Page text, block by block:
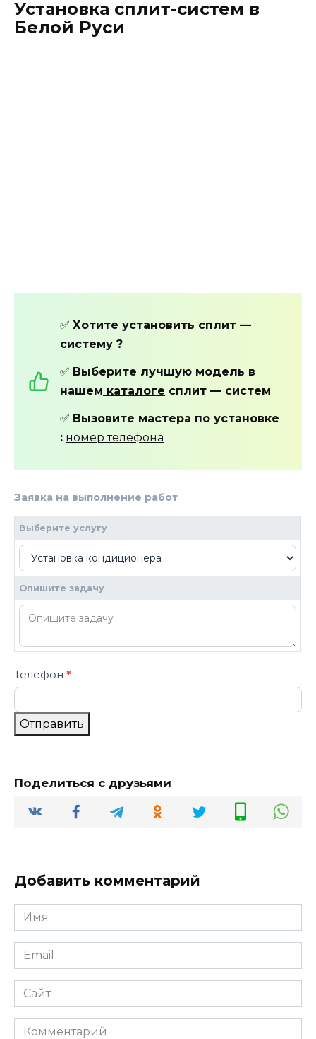
Перейти
Установка сплит-систем в
Белой Руси
✅ Хотите установить сплит —
систему ?
✅ Выберите лучшую модель в
нашем каталоге сплит — систем
✅ Вызовите мастера по установке
: номер телефона
2
Заявка на выполнение работ
Выберите услугу
Опишите задачу
Телефон *
Отправить
Если вы
человек,
оставьте
это поле
пустым.
Поделиться с друзьями
Добавить комментарий
Имя
*
Email
*
Сайт
Комментарий